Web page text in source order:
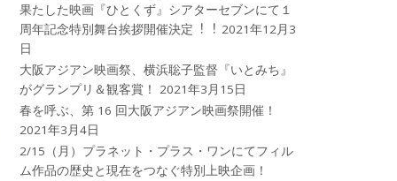
果たした映画『ひとくず』シアターセブンにて１
周年記念特別舞台挨拶開催決定︕︕ 2021年12月3
日
大阪アジアン映画祭、横浜聡子監督『いとみち』
がグランプリ＆観客賞！
2021年3月15日
春を呼ぶ、第 16 回大阪アジアン映画祭開催！
2021年3月4日
2/15（月）プラネット・プラス・ワンにてフィル
ム作品の歴史と現在をつなぐ特別上映企画！